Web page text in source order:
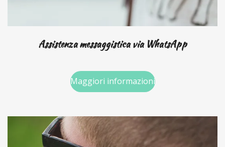
Assistenza messaggistica via WhatsApp
Maggiori informazioni